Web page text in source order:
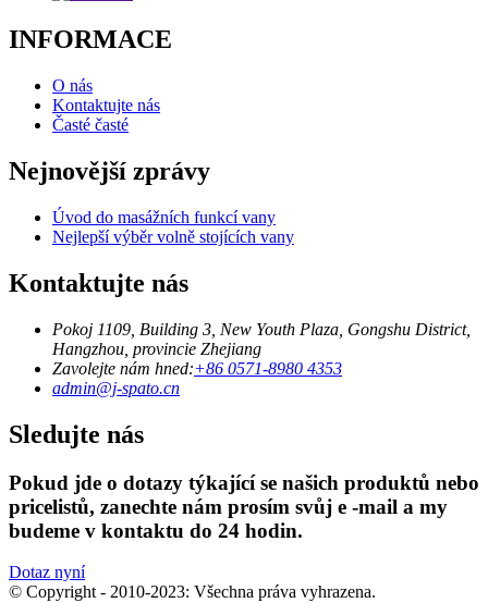
INFORMACE
O nás
Kontaktujte nás
Časté časté
Nejnovější zprávy
Úvod do masážních funkcí vany
Nejlepší výběr volně stojících vany
Kontaktujte nás
Pokoj 1109, Building 3, New Youth Plaza, Gongshu District,
Hangzhou, provincie Zhejiang
Zavolejte nám hned:+86 0571-8980 4353
admin@j-spato.cn
Sledujte nás
Pokud jde o dotazy týkající se našich produktů nebo
pricelistů, zanechte nám prosím svůj e -mail a my
budeme v kontaktu do 24 hodin.
Dotaz nyní
© Copyright - 2010-2023: Všechna práva vyhrazena.